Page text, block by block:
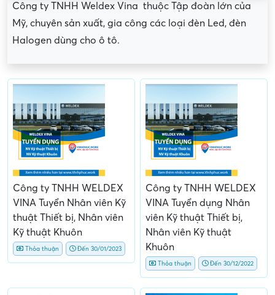
Công ty TNHH Weldex Vina thuộc Tập đoàn lớn của
Mỹ, chuyên sản xuất, gia công các loại đèn Led, đèn
Halogen dùng cho ô tô.
Công ty TNHH WELDEX
VINA Tuyển Nhân viên Kỹ
thuật Thiết bị, Nhân viên
Kỹ thuật Khuôn
Thỏa thuận Đến 30/01/2023
Công ty TNHH WELDEX
VINA Tuyển dụng Nhân
viên Kỹ thuật Thiết bị,
Nhân viên Kỹ thuật
Khuôn
Thỏa thuận Đến 30/12/2022